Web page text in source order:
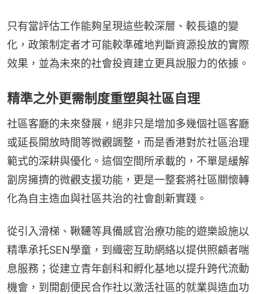
只有當評估工作能夠呈現這些較深層、較長遠的變
化，政策制定者才可能較準確地判斷資源投放的實際
效果，並為未來的社會投資建立更具說服力的依據。
精準之外更需制度重塑與社區自理
社區客廳的未來發展，絕非只是增加多幾個社區客廳
或延長開放時間等微觀調整，而是香港對於社區治理
範式的深耕與優化。這個空間所承載的，不單是緩解
劏房擁擠的微觀支援功能，更是一整套將社區關懷轉
化為自主造血與社區共治的社會創新實踐。
從引入滑梯、鞦韆等具備感官治療功能的遊樂設施以
精準承托SEN學童，到織密互助網絡以提供照顧者喘
息服務；從建立青年創科和孵化基地以提升跨代流動
機會，到開創便民合作社以激活社區的就業與造血功